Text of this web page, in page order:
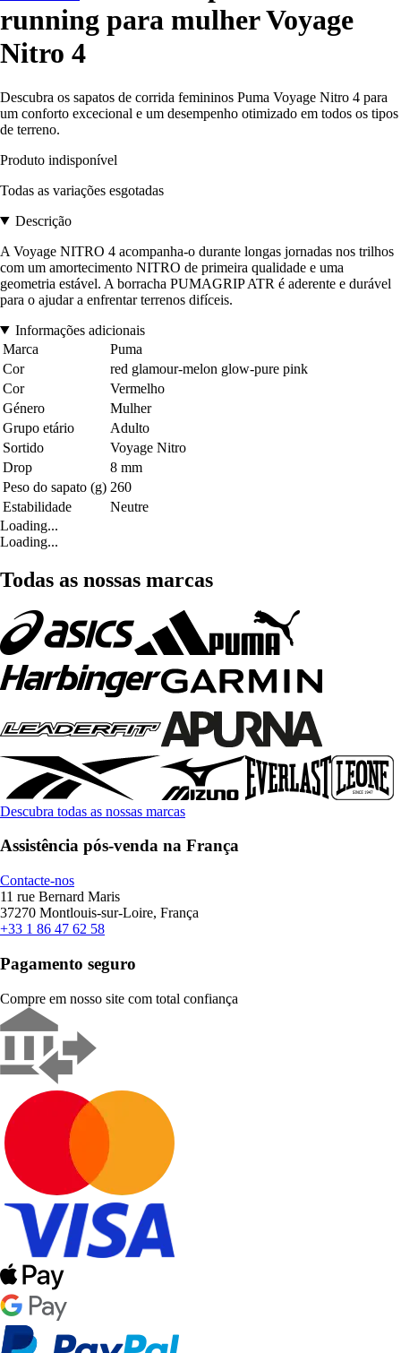
running para mulher Voyage
Nitro 4
Descubra os sapatos de corrida femininos Puma Voyage Nitro 4 para
um conforto excecional e um desempenho otimizado em todos os tipos
de terreno.
Produto indisponível
Todas as variações esgotadas
Descrição
A Voyage NITRO 4 acompanha-o durante longas jornadas nos trilhos
com um amortecimento NITRO de primeira qualidade e uma
geometria estável. A borracha PUMAGRIP ATR é aderente e durável
para o ajudar a enfrentar terrenos difíceis.
Informações adicionais
Marca
Puma
Cor
red glamour-melon glow-pure pink
Cor
Vermelho
Género
Mulher
Grupo etário
Adulto
Sortido
Voyage Nitro
Drop
8 mm
Peso do sapato (g) 260
Estabilidade
Neutre
Loading...
Loading...
Todas as nossas marcas
Descubra todas as nossas marcas
Assistência pós-venda na França
Contacte-nos
11 rue Bernard Maris
37270 Montlouis-sur-Loire, França
+33 1 86 47 62 58
Pagamento seguro
Compre em nosso site com total confiança